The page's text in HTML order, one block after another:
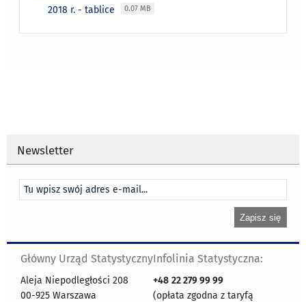
2018 r. - tablice
0.07 MB
Newsletter
Główny Urząd Statystyczny
Aleja Niepodległości 208
00-925 Warszawa
Infolinia Statystyczna:
+48 22 279 99 99
(opłata zgodna z taryfą